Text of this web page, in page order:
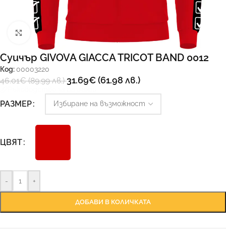
Увеличи
Суичър GIVOVA GIACCA TRICOT BAND 0012
Код: 00003220
46.01€(89.99 лв.)31.69€(61.98 лв.)
РАЗМЕР
ЦВЯТ
- +
ДОБАВИ В КОЛИЧКАТА